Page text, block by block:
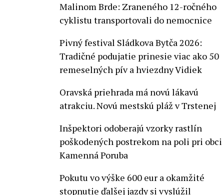
Malinom Brde: Zraneného 12-ročného
cyklistu transportovali do nemocnice
Pivný festival Sládkova Bytča 2026:
Tradičné podujatie prinesie viac ako 50
remeselných pív a hviezdny Vidiek
Oravská priehrada má novú lákavú
atrakciu. Novú mestskú pláž v Trstenej
Inšpektori odoberajú vzorky rastlín
poškodených postrekom na poli pri obci
Kamenná Poruba
Pokutu vo výške 600 eur a okamžité
stopnutie ďalšej jazdy si vyslúžil